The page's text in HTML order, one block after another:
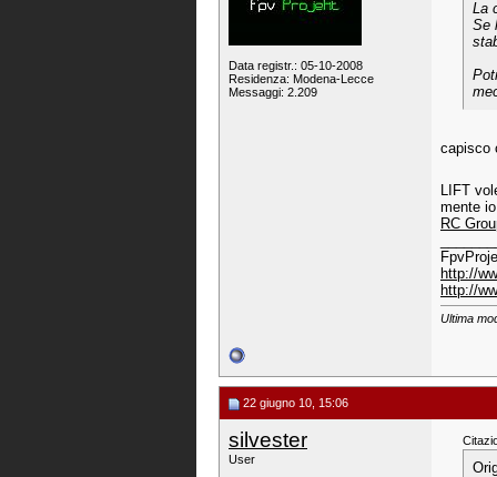
Data registr.: 05-10-2008
Residenza: Modena-Lecce
Messaggi: 2.209
La
Se
capisco
LIFT
mente
RC
http://
http://
Ultima
22 giugno 10, 15:06
silvester
User